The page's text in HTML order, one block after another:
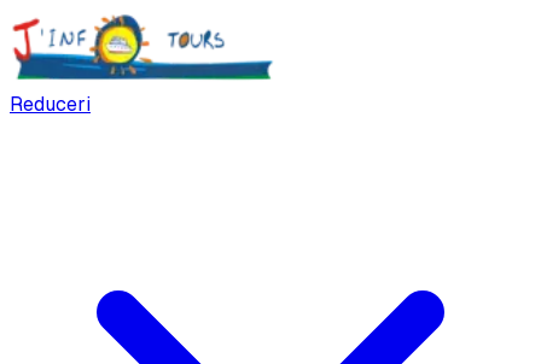
Reduceri